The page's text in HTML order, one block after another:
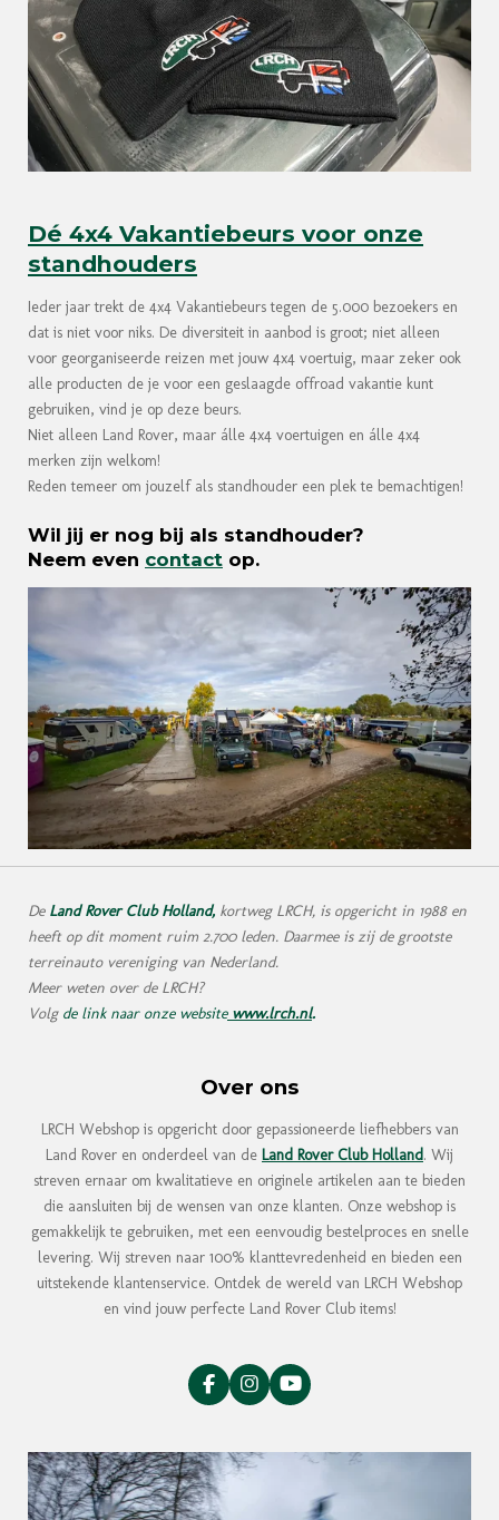
Dé 4x4 Vakantiebeurs voor onze
standhouders
Ieder jaar trekt de 4x4 Vakantiebeurs tegen de 5.000 bezoekers en
dat is niet voor niks. De diversiteit in aanbod is groot; niet alleen
voor georganiseerde reizen met jouw 4x4 voertuig, maar zeker ook
alle producten de je voor een geslaagde offroad vakantie kunt
gebruiken, vind je op deze beurs.
Niet alleen Land Rover, maar álle 4x4 voertuigen en álle 4x4
merken zijn welkom!
Reden temeer om jouzelf als standhouder een plek te bemachtigen!
Wil jij er nog bij als standhouder?
Neem even contact op.
De Land Rover Club Holland, kortweg LRCH, is opgericht in 1988 en
heeft op dit moment ruim 2.700 leden. Daarmee is zij de grootste
terreinauto vereniging van Nederland.
Meer weten over de LRCH?
Volg de link naar onze websitewww.lrch.nl.
Over ons
LRCH Webshop is opgericht door gepassioneerde liefhebbers van
Land Rover en onderdeel van de Land Rover Club Holland. Wij
streven ernaar om kwalitatieve en originele artikelen aan te bieden
die aansluiten bij de wensen van onze klanten. Onze webshop is
gemakkelijk te gebruiken, met een eenvoudig bestelproces en snelle
levering. Wij streven naar 100% klanttevredenheid en bieden een
uitstekende klantenservice. Ontdek de wereld van LRCH Webshop
en vind jouw perfecte Land Rover Club items!
F
a
b
o
o
k
I
n
a
Y
o